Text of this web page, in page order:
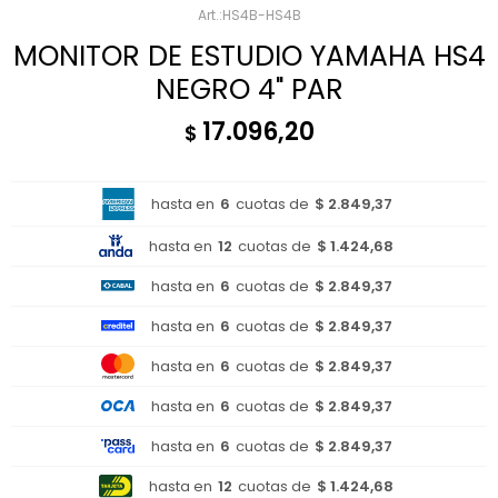
HS4B-HS4B
MONITOR DE ESTUDIO YAMAHA HS4
NEGRO 4" PAR
$ 17.096,20
hasta en 6 cuotas de $ 2.849,37
hasta en 12 cuotas de $ 1.424,68
hasta en 6 cuotas de $ 2.849,37
hasta en 6 cuotas de $ 2.849,37
hasta en 6 cuotas de $ 2.849,37
hasta en 6 cuotas de $ 2.849,37
hasta en 6 cuotas de $ 2.849,37
hasta en 12 cuotas de $ 1.424,68